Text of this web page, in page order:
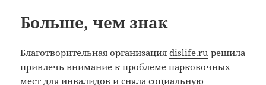
Больше, чем знак
Благотворительная организацияdislife.ru решила
привлечь внимание к проблеме парковочных
мест для инвалидов и сняла социальную